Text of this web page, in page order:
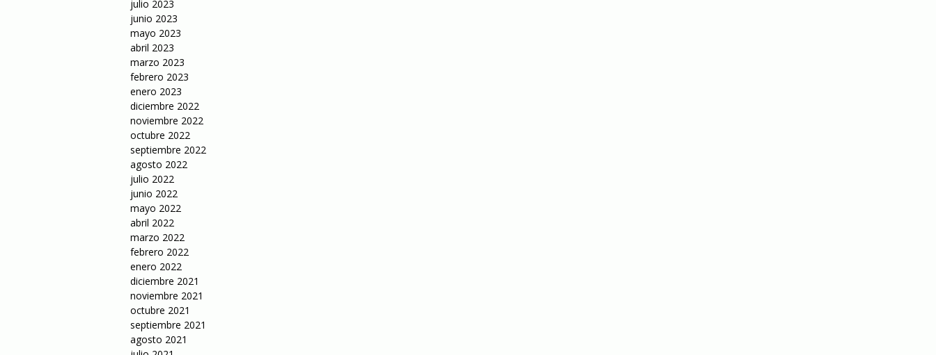
julio 2023
junio 2023
mayo 2023
abril 2023
marzo 2023
febrero 2023
enero 2023
diciembre 2022
noviembre 2022
octubre 2022
septiembre 2022
agosto 2022
julio 2022
junio 2022
mayo 2022
abril 2022
marzo 2022
febrero 2022
enero 2022
diciembre 2021
noviembre 2021
octubre 2021
septiembre 2021
agosto 2021